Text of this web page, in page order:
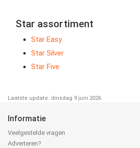
Star assortiment
Star Easy
Star Silver
Star Five
Laatste update: dinsdag 9 juni 2026
Informatie
Veelgestelde vragen
Adverteren?